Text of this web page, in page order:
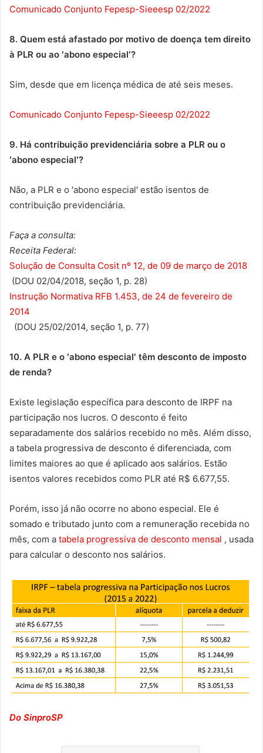
Comunicado Conjunto Fepesp-Sieeesp 02/2022
8. Quem está afastado por motivo de doença tem direito
à PLR ou ao ′abono especial′?
Sim, desde que em licença médica de até seis meses.
Comunicado Conjunto Fepesp-Sieeesp 02/2022
9. Há contribuição previdenciária sobre a PLR ou o
′abono especial′?
Não, a PLR e o ′abono especial′ estão isentos de
contribuição previdenciária.
Faça a consulta:
Receita Federal:
Solução de Consulta Cosit nº 12, de 09 de março de 2018
(DOU 02/04/2018, seção 1, p. 28)
Instrução Normativa RFB 1.453, de 24 de fevereiro de
2014
(DOU 25/02/2014, seção 1, p. 77)
10. A PLR e o ′abono especial′ têm desconto de imposto
de renda?
Existe legislação específica para desconto de IRPF na
participação nos lucros. O desconto é feito
separadamente dos salários recebido no mês. Além disso,
a tabela progressiva de desconto é diferenciada, com
limites maiores ao que é aplicado aos salários. Estão
isentos valores recebidos como PLR até R$ 6.677,55.
Porém, isso já não ocorre no abono especial. Ele é
somado e tributado junto com a remuneração recebida no
mês, com a tabela progressiva de desconto mensal , usada
para calcular o desconto nos salários.
Do SinproSP